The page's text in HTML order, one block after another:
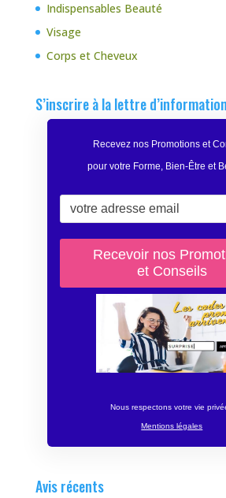
Indispensables Beauté
Visage
Corps et Cheveux
S’inscrire à la lettre
Recevez nos Promotions et
pour votre Forme, Bien-Être et
Nous respectons votre vie
Mentions légales
Avis récents